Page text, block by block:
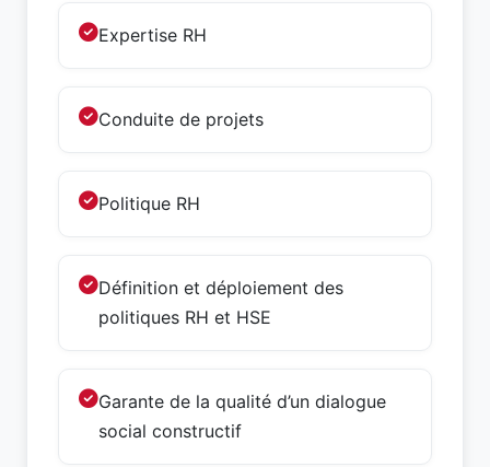
Expertise RH
Conduite de projets
Politique RH
Définition et déploiement des
politiques RH et HSE
Garante de la qualité d’un dialogue
social constructif